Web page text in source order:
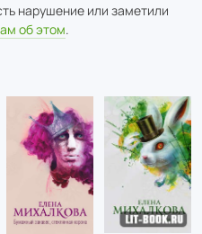
нарушение или заметили
об этом.